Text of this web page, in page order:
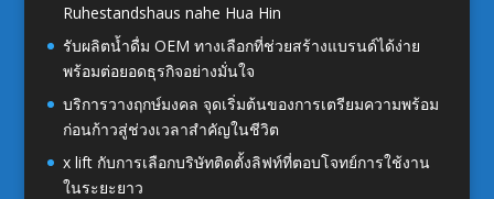
Ruhestandshaus nahe Hua Hin
รับผลิตน้ำดื่ม OEM ทางเลือกที่ช่วยสร้างแบรนด์ได้ง่าย
พร้อมต่อยอดธุรกิจอย่างมั่นใจ
บริการวางฤกษ์มงคล จุดเริ่มต้นของการเตรียมความพร้อม
ก่อนก้าวสู่ช่วงเวลาสำคัญในชีวิต
x lift กับการเลือกบริษัทติดตั้งลิฟท์ที่ตอบโจทย์การใช้งาน
ในระยะยาว